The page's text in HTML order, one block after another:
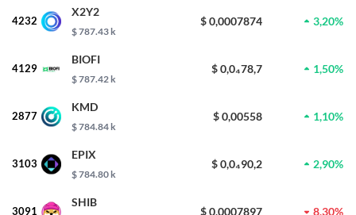
4232
X2Y2
$ 787.43 k
$ 0,0007874 3,20%
4129
BIOFI
$ 787.42 k
$ 0,0₄78,7 1,50%
2877
KMD
$ 784.84 k
$ 0,00558 1,10%
3103
EPIX
$ 784.80 k
$ 0,0₄90,2 2,90%
3091
SHIB
$ 0,0007897 8,30%